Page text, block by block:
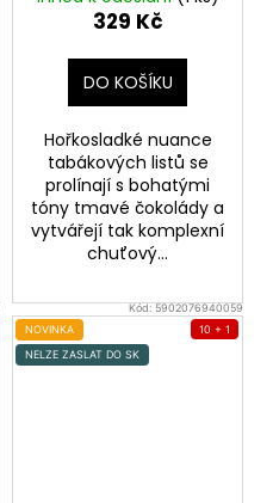
čokoládou
329 Kč
DO KOŠÍKU
Hořkosladké nuance
tabákových listů se
prolínají s bohatými
tóny tmavé čokolády a
vytvářejí tak komplexní
chuťový...
Kód: 5902076940059
NOVINKA
NELZE ZASLAT DO SK
10 + 1